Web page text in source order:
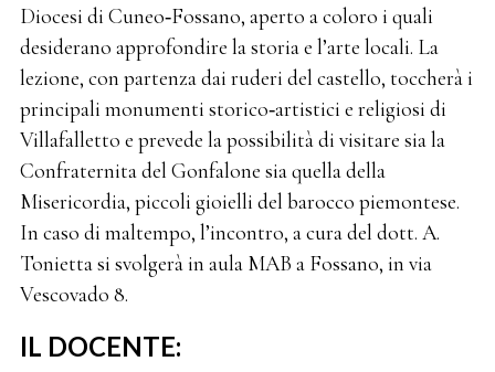
Diocesi di Cuneo‑Fossano, aperto a coloro i quali
desiderano approfondire la storia e l’arte locali. La
lezione, con partenza dai ruderi del castello, toccherà i
principali monumenti storico‑artistici e religiosi di
Villafalletto e prevede la possibilità di visitare sia la
Confraternita del Gonfalone sia quella della
Misericordia, piccoli gioielli del barocco piemontese.
In caso di maltempo, l’incontro, a cura del dott. A.
Tonietta si svolgerà in aula MAB a Fossano, in via
Vescovado 8.
IL DOCENTE: